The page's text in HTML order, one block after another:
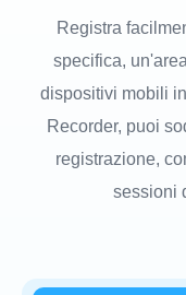
Registra
specifica,
dispositivi mobili
Recorder, puoi
registrazione,
sessioni